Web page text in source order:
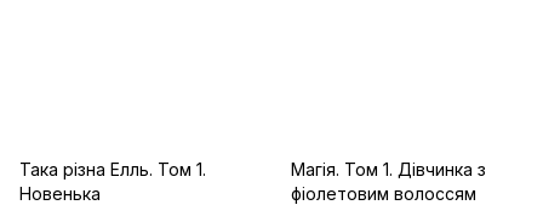
Така різна Елль. Том 1.
Новенька
Магія. Том 1. Дівчинка з
фіолетовим волоссям